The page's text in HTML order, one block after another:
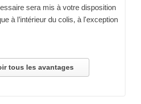
sera mis à votre disposition
à l’intérieur du colis, à l'exception
tous les avantages